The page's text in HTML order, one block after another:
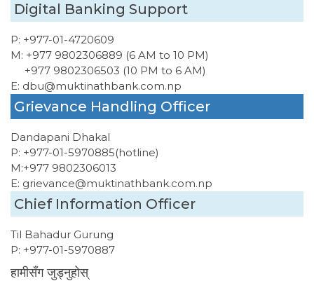
Digital Banking Support
P: +977-01-4720609
M: +977 9802306889 (6 AM to 10 PM)
+977 9802306503 (10 PM to 6 AM)
E: dbu@muktinathbank.com.np
Grievance Handling Officer
Dandapani Dhakal
P: +977-01-5970885(hotline)
M:+977 9802306013
E: grievance@muktinathbank.com.np
Chief Information Officer
Til Bahadur Gurung
P: +977-01-5970887
हामीसँग जुड्नुहोस्